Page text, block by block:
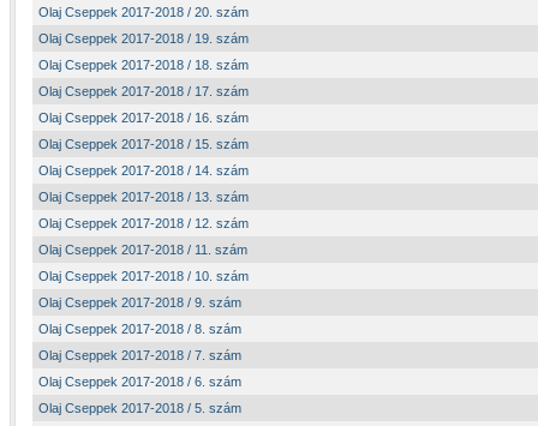
Olaj Cseppek 2017-2018 / 20. szám
Olaj Cseppek 2017-2018 / 19. szám
Olaj Cseppek 2017-2018 / 18. szám
Olaj Cseppek 2017-2018 / 17. szám
Olaj Cseppek 2017-2018 / 16. szám
Olaj Cseppek 2017-2018 / 15. szám
Olaj Cseppek 2017-2018 / 14. szám
Olaj Cseppek 2017-2018 / 13. szám
Olaj Cseppek 2017-2018 / 12. szám
Olaj Cseppek 2017-2018 / 11. szám
Olaj Cseppek 2017-2018 / 10. szám
Olaj Cseppek 2017-2018 / 9. szám
Olaj Cseppek 2017-2018 / 8. szám
Olaj Cseppek 2017-2018 / 7. szám
Olaj Cseppek 2017-2018 / 6. szám
Olaj Cseppek 2017-2018 / 5. szám